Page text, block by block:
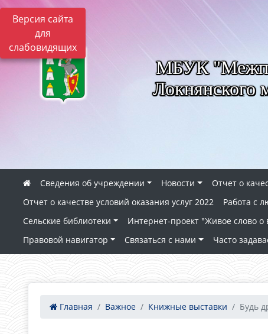
Версия сайта
для
слабовидящих
МБУК
Локнянского
Сведения об учреждении Новости
Отчет о
Отчет о качестве условий оказания услуг 2022
Работа с
Сельские библиотеки
Интернет-проект "Живое слово о
Правовой навигатор
Связаться с нами Часто
Главная Важное Книжные выставки Будь